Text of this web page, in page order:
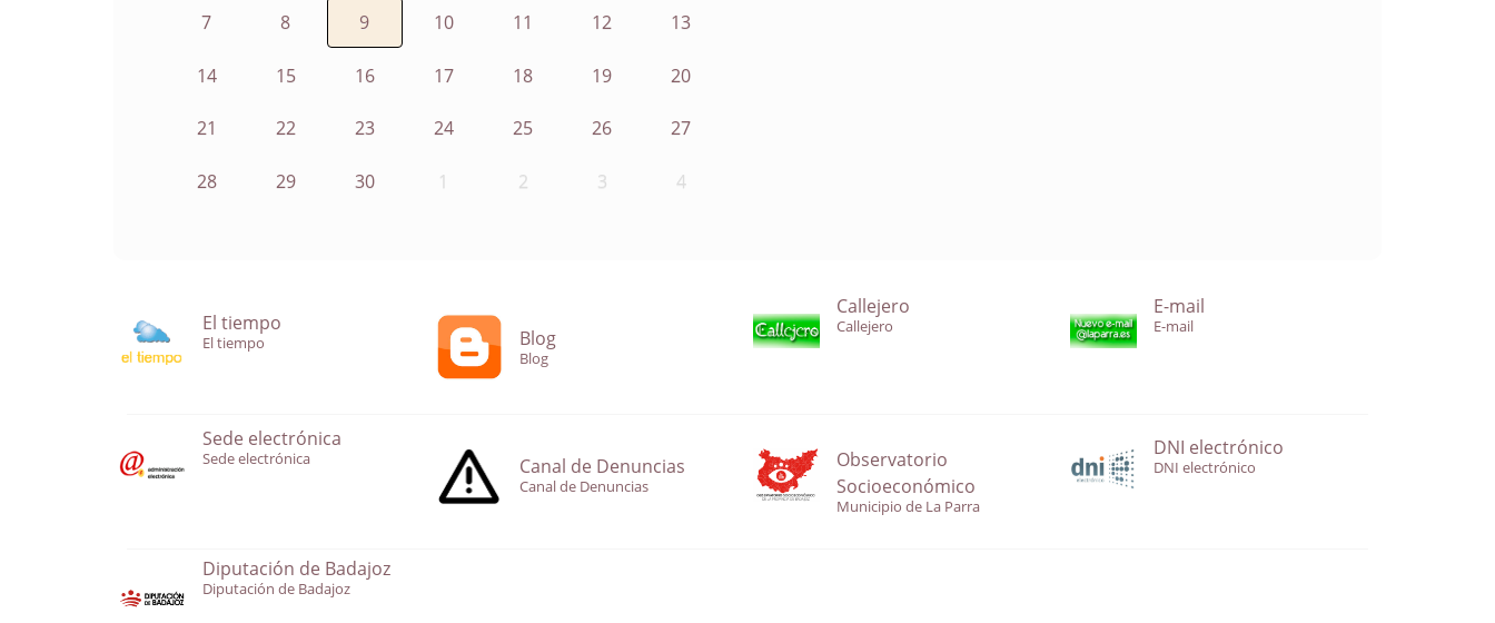
7 8 9 10 11 12 13
14 15 16 17 18 19 20
21 22 23 24 25 26 27
28 29 30 1 2 3 4
El tiempo
El tiempo Blog
Blog
Callejero
Callejero
E-mail
E-mail
Sede electrónica
Sede electrónica Canal de Denuncias
Canal de Denuncias
Observatorio
Socioeconómico
Municipio de La Parra
DNI electrónico
DNI electrónico
Diputación de Badajoz
Diputación de Badajoz